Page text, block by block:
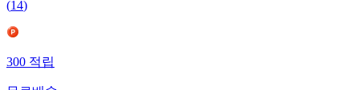
(14)
300적립